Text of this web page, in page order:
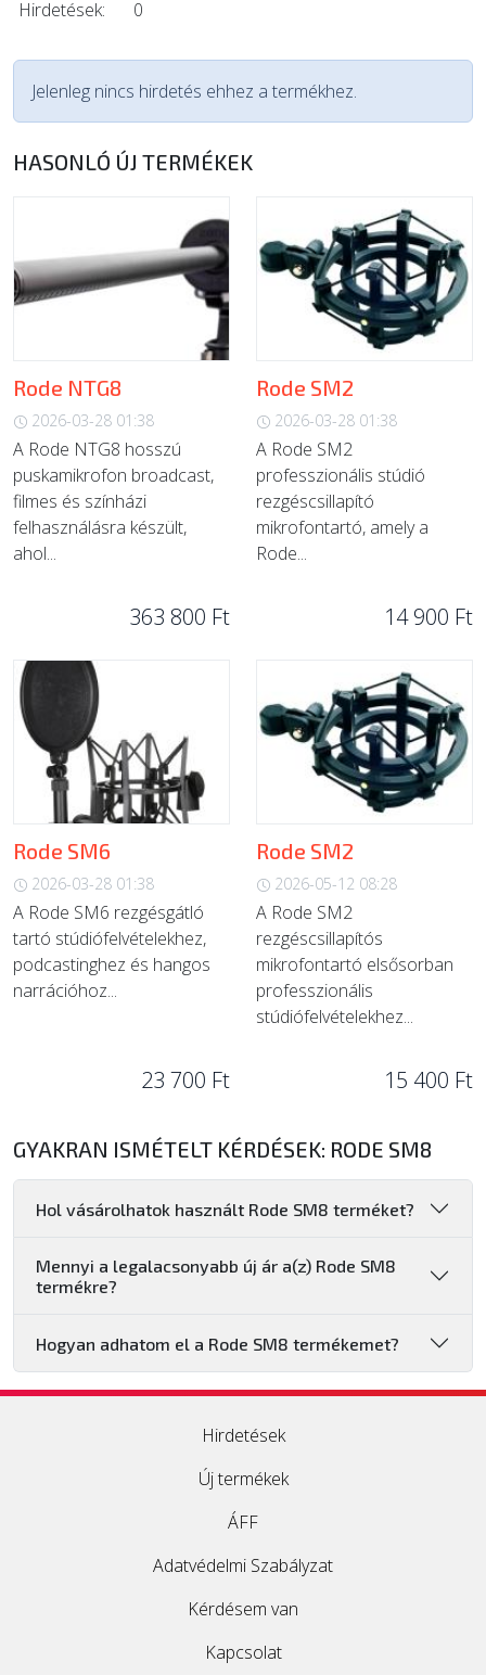
Hirdetések:
0
Jelenleg nincs hirdetés ehhez a termékhez.
HASONLÓ ÚJ TERMÉKEK
Rode NTG8
2026-03-28 01:38
A Rode NTG8 hosszú
puskamikrofon broadcast,
filmes és színházi
felhasználásra készült,
ahol...
363 800 Ft
Rode SM2
2026-03-28 01:38
A Rode SM2
professzionális stúdió
rezgéscsillapító
mikrofontartó, amely a
Rode...
14 900 Ft
Rode SM6
2026-03-28 01:38
A Rode SM6 rezgésgátló
tartó stúdiófelvételekhez,
podcastinghez és hangos
narrációhoz...
23 700 Ft
Rode SM2
2026-05-12 08:28
A Rode SM2
rezgéscsillapítós
mikrofontartó elsősorban
professzionális
stúdiófelvételekhez...
15 400 Ft
GYAKRAN ISMÉTELT KÉRDÉSEK: RODE SM8
Hol vásárolhatok használt Rode SM8 terméket?
Mennyi a legalacsonyabb új ár a(z) Rode SM8
termékre?
Hogyan adhatom el a Rode SM8 termékemet?
Hirdetések
Új termékek
ÁFF
Adatvédelmi Szabályzat
Kérdésem van
Kapcsolat